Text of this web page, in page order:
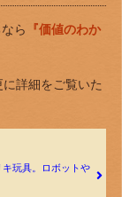
ら
『価値のわか
詳細をご覧いた
玩具。ロボットや